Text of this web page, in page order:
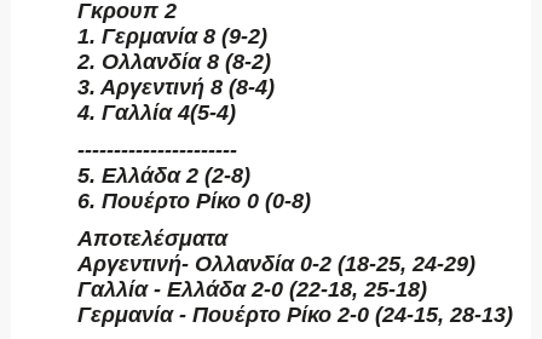
Γκρουπ 2
1. Γερμανία 8 (9-2)
2. Ολλανδία 8 (8-2)
3. Αργεντινή 8 (8-4)
4. Γαλλία 4(5-4)
----------------------
5. Ελλάδα 2 (2-8)
6. Πουέρτο Ρίκο 0 (0-8)
Αποτελέσματα
Αργεντινή- Ολλανδία 0-2 (18-25, 24-29)
Γαλλία - Ελλάδα 2-0 (22-18, 25-18)
Γερμανία - Πουέρτο Ρίκο 2-0 (24-15, 28-13)